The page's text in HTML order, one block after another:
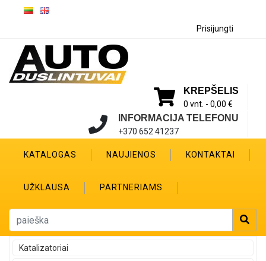
Prisijungti
KREPŠELIS
0 vnt. - 0,00 €
INFORMACIJA TELEFONU
+370 652 41237
KATALOGAS NAUJIENOS KONTAKTAI
UŽKLAUSA PARTNERIAMS
Katalizatoriai